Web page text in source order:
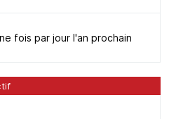
fois par jour l'an prochain